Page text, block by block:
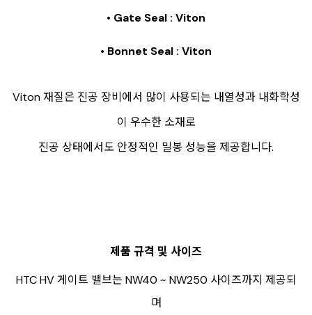
• Gate Seal : Viton
• Bonnet Seal : Viton
Viton 재질은 진공 장비에서 많이 사용되는 내열성과 내화학성
이 우수한 소재로
진공 상태에서도 안정적인 밀봉 성능을 제공합니다.
제품 규격 및 사이즈
HTC HV 게이트 밸브는 NW40 ~ NW250 사이즈까지 제공되
며